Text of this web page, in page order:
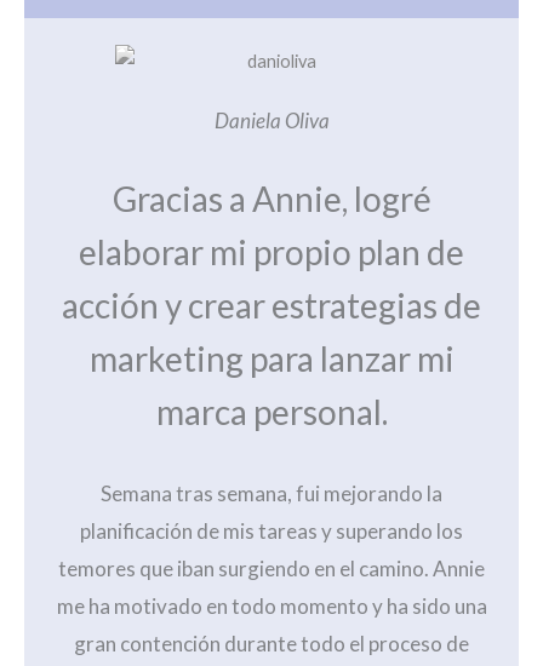
Daniela Oliva
Gracias a Annie, logré
elaborar mi propio plan de
acción y crear estrategias de
marketing para lanzar mi
marca personal.
Semana tras semana, fui mejorando la
planificación de mis tareas y superando los
temores que iban surgiendo en el camino. Annie
me ha motivado en todo momento y ha sido una
gran contención durante todo el proceso de